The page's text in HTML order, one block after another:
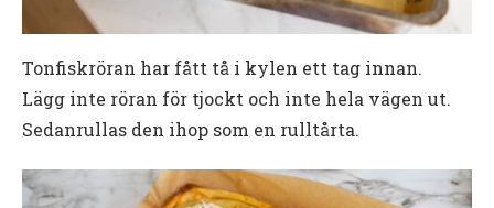
Tonfiskröran har fått tå i kylen ett tag innan.
Lägg inte röran för tjockt och inte hela vägen ut.
Sedanrullas den ihop som en rulltårta.